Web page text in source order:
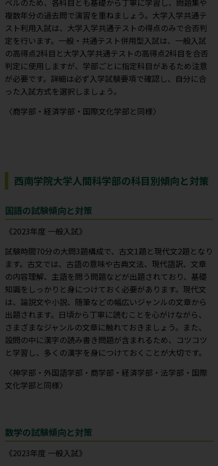
ベルのため、各科目とも基礎から丁寧に学習し、問題集や
複数年分の過去問で演習を重ねましょう。大学入学共通テ
スト利用入試は、大学入学共通テストの得点のみで合否判
定を行います。一般・共通テスト併用型入試は、一般入試
の高得点2科目と大学入学共通テストの高得点2科目を合否
判定に使用しますが、学部ごとに指定科目があるため注意
が必要です。詳細は必ず入学試験要項で確認し、自分に合
った入試方式を選択しましょう。
〈商学部・経済学部・国際文化学部と同様〉
西南学院大学人間科学部の科目別傾向と対策
国語の試験傾向と対策
《2023年度 一般入試》
試験時間70分の大問3題構成で、古文1題と現代文2題となり
ます。古文では、古語の意味や古典文法、現代語訳、文章
の内容理解、主語を問う問題などが出題されており、基礎
知識をしっかりと身につけておく必要があります。現代文
は、論説文や小説、随筆などの幅広いジャンルの文章から
出題されます。日頃から丁寧に読むことを心がけながら、
さまざまなジャンルの文章に触れておきましょう。また、
設問の中に漢字の読み書き問題が含まれるため、コツコツ
と学習し、多くの漢字を身につけておくことが大切です。
〈神学部・外国語学部・商学部・経済学部・法学部・国際
文化学部と同様〉
数学の試験傾向と対策
《2023年度 一般入試》